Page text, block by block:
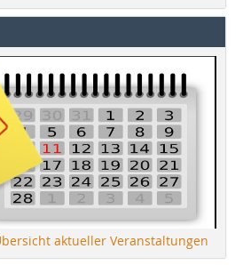
aktueller Veranstaltungen